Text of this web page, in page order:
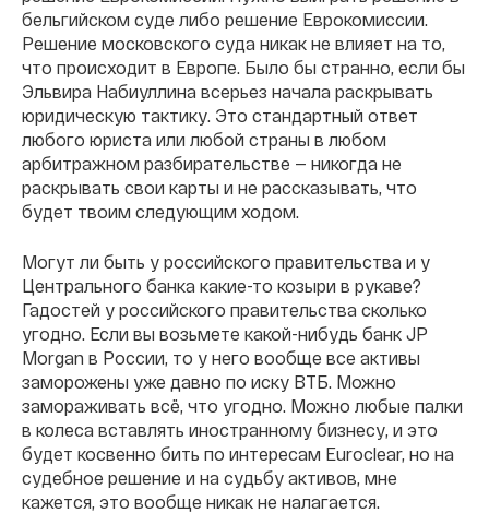
бельгийском суде либо решение Еврокомиссии.
Решение московского суда никак не влияет на то,
что происходит в Европе. Было бы странно, если бы
Эльвира Набиуллина всерьез начала раскрывать
юридическую тактику. Это стандартный ответ
любого юриста или любой страны в любом
арбитражном разбирательстве — никогда не
раскрывать свои карты и не рассказывать, что
будет твоим следующим ходом.
Могут ли быть у российского правительства и у
Центрального банка какие-то козыри в рукаве?
Гадостей у российского правительства сколько
угодно. Если вы возьмете какой-нибудь банк JP
Morgan в России, то у него вообще все активы
заморожены уже давно по иску ВТБ. Можно
замораживать всё, что угодно. Можно любые палки
в колеса вставлять иностранному бизнесу, и это
будет косвенно бить по интересам Euroclear, но на
судебное решение и на судьбу активов, мне
кажется, это вообще никак не налагается.